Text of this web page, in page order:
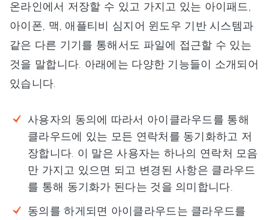
온라인에서 저장할 수 있고 가지고 있는 아이패드,
아이폰, 맥, 애플티비 심지어 윈도우 기반 시스템과
같은 다른 기기를 통해서도 파일에 접근할 수 있는
것을 말합니다. 아래에는 다양한 기능들이 소개되어
있습니다.
사용자의 동의에 따라서 아이클라우드를 통해
클라우드에 있는 모든 연락처를 동기화하고 저
장합니다. 이 말은 사용자는 하나의 연락처 모음
만 가지고 있으면 되고 변경된 사항은 클라우드
를 통해 동기화가 된다는 것을 의미합니다.
동의를 하게되면 아이클라우드는 클라우드를